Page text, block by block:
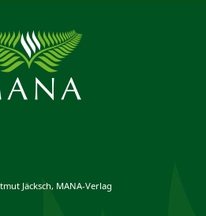
Jäcksch, MANA-Verlag